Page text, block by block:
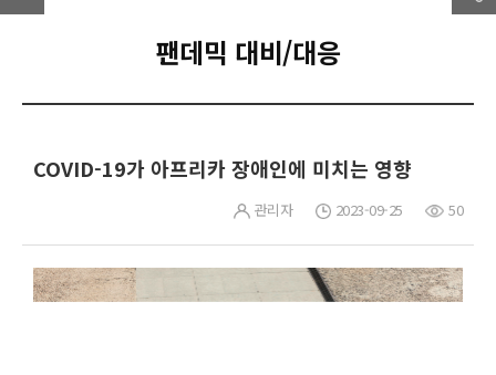
팬데믹 대비/대응
COVID-19가 아프리카 장애인에 미치는 영향
관리자 2023-09-25 50